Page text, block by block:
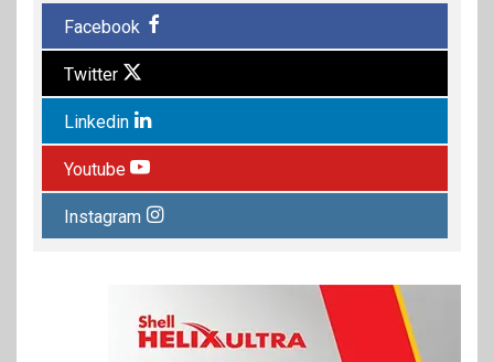
Facebook
Twitter
Linkedin
Youtube
Instagram